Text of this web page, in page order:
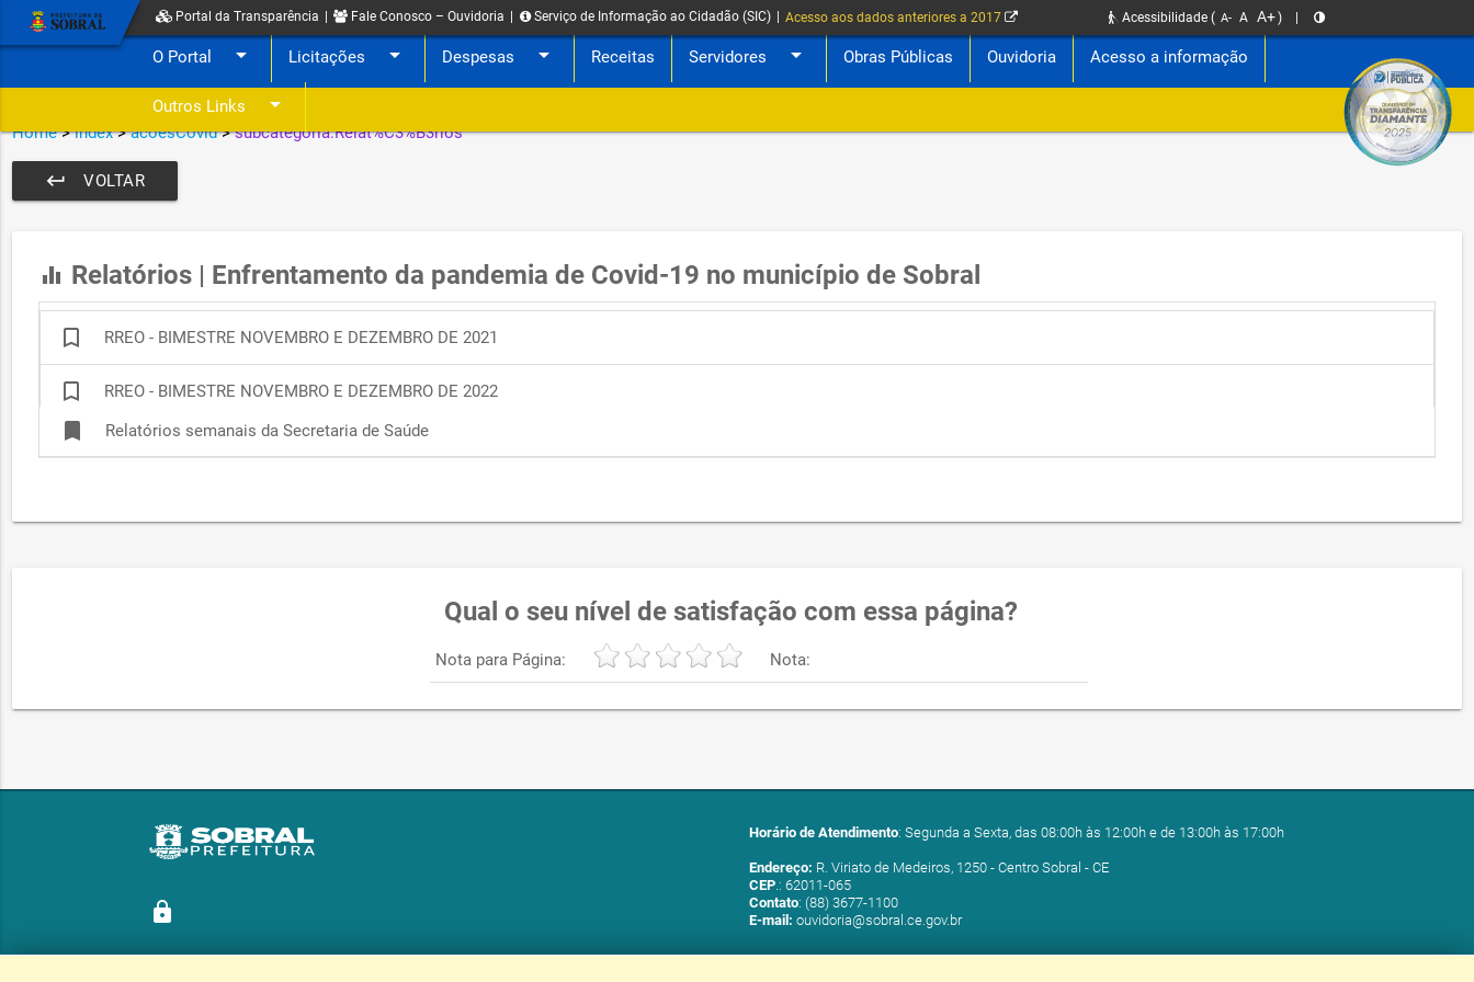
Portal da Transparência Fale Conosco – Ouvidoria Serviço de Informação ao Cidadão (SIC) Acesso aos dados anteriores a 2017 Acessibilidade ( A- A A+)
O Portal arrow_drop_down Licitações arrow_drop_down Despesas arrow_drop_down Receitas Servidores arrow_drop_down Obras Públicas Ouvidoria Acesso a informação
Outros Links arrow_drop_down
Home>index>acoesCovid>subcategoria:Relat%C3%B3rios
VOLTAR
keyboard_return
equalizer Relatórios | Enfrentamento da pandemia de Covid-19 no município de Sobral
bookmark_border RREO - BIMESTRE NOVEMBRO E DEZEMBRO DE 2021
bookmark_border RREO - BIMESTRE NOVEMBRO E DEZEMBRO DE 2022
bookmark Relatórios semanais da Secretaria de Saúde
Qual o seu nível de satisfação com essa página?
Nota para Página: Nota:
lock
Horário de Atendimento: Segunda a Sexta, das 08:00h às 12:00h e de 13:00h às 17:00h
Endereço: R. Viriato de Medeiros, 1250 - Centro Sobral - CE
CEP.: 62011-065
Contato: (88) 3677-1100
E-mail: ouvidoria@sobral.ce.gov.br